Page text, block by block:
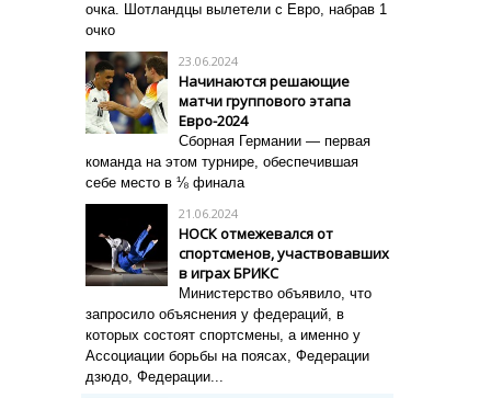
очка. Шотландцы вылетели с Евро, набрав 1
очко
23.06.2024
Начинаются решающие
матчи группового этапа
Евро-2024
Сборная Германии — первая
команда на этом турнире, обеспечившая
себе место в ⅛ финала
21.06.2024
НОСК отмежевался от
спортсменов, участвовавших
в играх БРИКС
Министерство объявило, что
запросило объяснения у федераций, в
которых состоят спортсмены, а именно у
Ассоциации борьбы на поясах, Федерации
дзюдо, Федерации...